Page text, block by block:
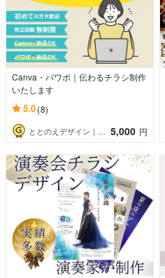
Canva・パワポ｜伝わるチラシ制作
いたします
5.0(8)
ととのえデザイン｜やま子 5,000 円